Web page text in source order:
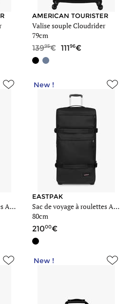
AMERICAN TOURISTER
Valise souple Cloudrider
79cm
13995 11196
Sac de voyage à roulettes Authentic luggage
EASTPAK
Sac de voyage à roulettes Authentic luggage
80cm
21000
New !
New !